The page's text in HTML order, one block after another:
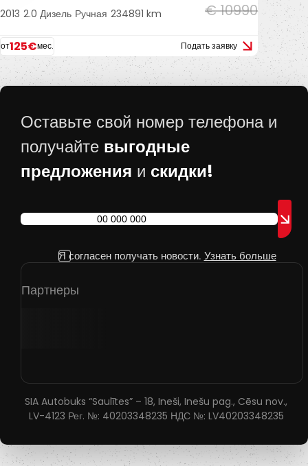
€ 10990
2013 2.0 Дизель Ручная 234891 km
от125€мес. Подать заявку
Оставьте свой номер телефона и
получайте выгодные
предложения и скидки!
Я согласен получать новости. Узнать больше
Партнеры
SIA Autobuks “Saulītes” – 18, Ineši, Inešu pag., Cēsu nov.,
LV-4123 Рег. №: 40203348235 НДС №: LV40203348235